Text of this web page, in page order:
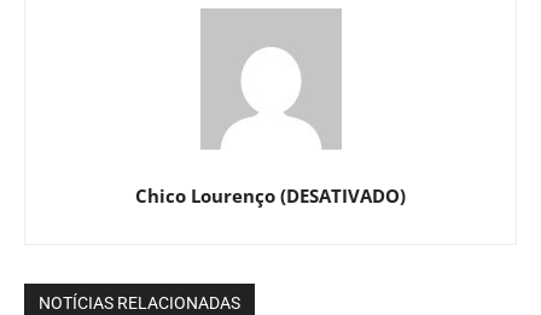
Chico Lourenço (DESATIVADO)
NOTÍCIAS RELACIONADAS